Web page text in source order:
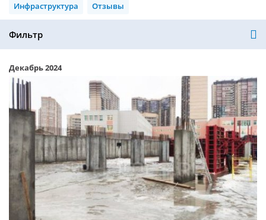
Инфраструктура
Отзывы
Фильтр
Декабрь 2024